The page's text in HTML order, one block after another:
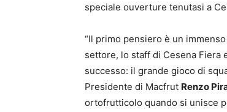
speciale ouverture tenutasi a
“Il primo pensiero è un
settore, lo staff di Cesena Fiera
successo: il grande gioco di
Presidente di Macfrut Renzo
ortofrutticolo quando si unisce